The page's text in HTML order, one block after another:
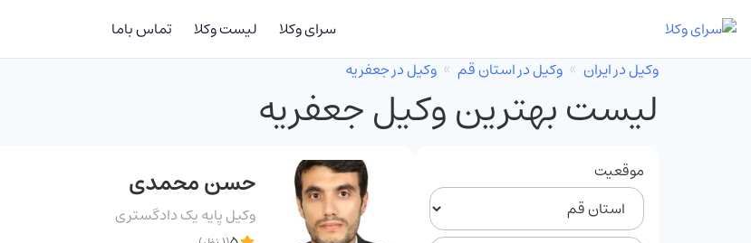
سرای وکلا لیست وکلا تماس باما
وکیل در ایران
وکیل در استان قم وکیل در جعفریه
لیست بهترین وکیل جعفریه
موقعیت حسن محمدی
وکیل پایه یک دادگستری